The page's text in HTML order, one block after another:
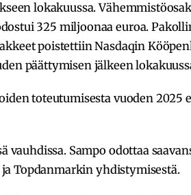
lokakuussa.
325 miljoonaa euroa.
poistettiin Nasdaqin
päättymisen jälkeen
toteutumisesta vuoden 2025
vauhdissa. Sampo odottaa
Topdanmarkin yhdistymisestä.